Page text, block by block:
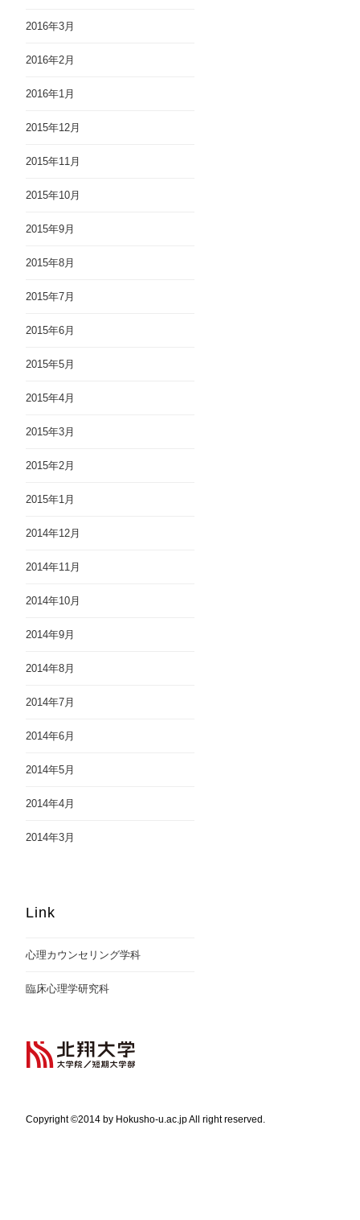
2016年3月
2016年2月
2016年1月
2015年12月
2015年11月
2015年10月
2015年9月
2015年8月
2015年7月
2015年6月
2015年5月
2015年4月
2015年3月
2015年2月
2015年1月
2014年12月
2014年11月
2014年10月
2014年9月
2014年8月
2014年7月
2014年6月
2014年5月
2014年4月
2014年3月
Link
心理カウンセリング学科
臨床心理学研究科
Copyright ©2014 by Hokusho-u.ac.jp All right reserved.